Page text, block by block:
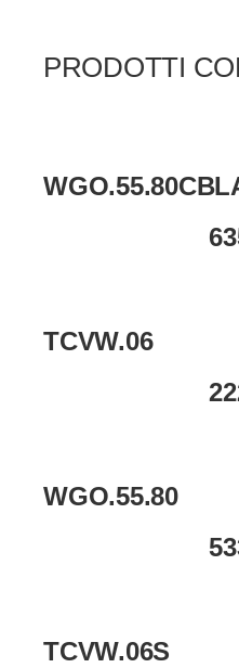
PRODOTTI
TCVW.06
WGO.55.80
TCVW.06S